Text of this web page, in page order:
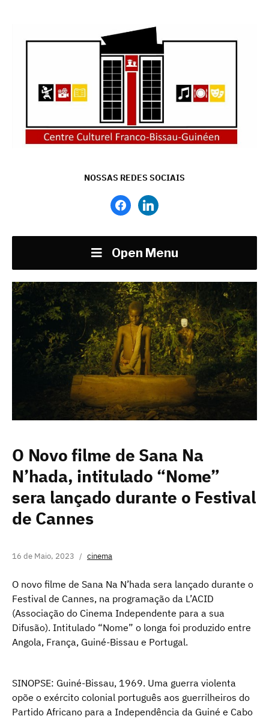
NOSSAS REDES SOCIAIS
facebooklinkedin
Open Menu
O Novo filme de Sana Na
N’hada, intitulado “Nome”
sera lançado durante o Festival
de Cannes
16 de Maio, 2023 cinema
O novo filme de Sana Na N’hada sera lançado durante o
Festival de Cannes, na programação da L’ACID
(Associação do Cinema Independente para a sua
Difusão). Intitulado “Nome” o longa foi produzido entre
Angola, França, Guiné-Bissau e Portugal.
SINOPSE: Guiné-Bissau, 1969. Uma guerra violenta
opõe o exército colonial português aos guerrilheiros do
Partido Africano para a Independência da Guiné e Cabo